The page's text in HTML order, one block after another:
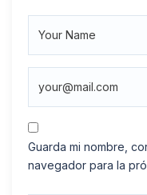
Guarda mi nombre,
navegador para la